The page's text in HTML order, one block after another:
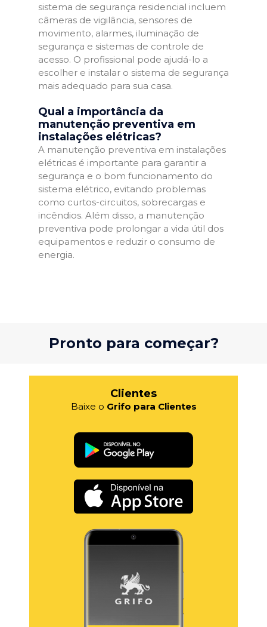
sistema de segurança residencial incluem
câmeras de vigilância, sensores de
movimento, alarmes, iluminação de
segurança e sistemas de controle de
acesso. O profissional pode ajudá-lo a
escolher e instalar o sistema de segurança
mais adequado para sua casa.
Qual a importância da
manutenção preventiva em
instalações elétricas?
A manutenção preventiva em instalações
elétricas é importante para garantir a
segurança e o bom funcionamento do
sistema elétrico, evitando problemas
como curtos-circuitos, sobrecargas e
incêndios. Além disso, a manutenção
preventiva pode prolongar a vida útil dos
equipamentos e reduzir o consumo de
energia.
Pronto para começar?
Clientes
Baixe o Grifo para Clientes